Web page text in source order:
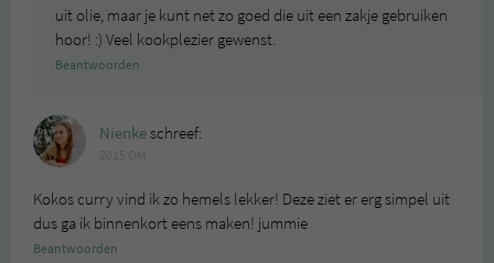
uit olie, maar je kunt net zo goed die uit een zakje gebruiken
hoor! :) Veel kookplezier gewenst.
Beantwoorden
Nienkeschreef:
Kokos curry vind ik zo hemels lekker! Deze ziet er erg simpel uit
dus ga ik binnenkort eens maken! jummie
Beantwoorden